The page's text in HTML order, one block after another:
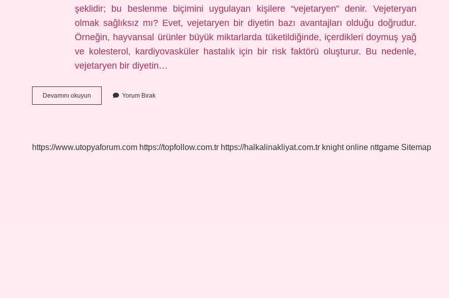
şeklidir; bu beslenme biçimini uygulayan kişilere “vejetaryen” denir. Vejeteryan
olmak sağlıksız mı? Evet, vejetaryen bir diyetin bazı avantajları olduğu doğrudur.
Örneğin, hayvansal ürünler büyük miktarlarda tüketildiğinde, içerdikleri doymuş yağ
ve kolesterol, kardiyovasküler hastalık için bir risk faktörü oluşturur. Bu nedenle,
vejetaryen bir diyetin…
Devamını okuyun Vejetaryen
Insan
Yorum Bırak
https://www.utopyaforum.com https://topfollow.com.tr https://halkalinakliyat.com.tr knight online nttgame Sitemap